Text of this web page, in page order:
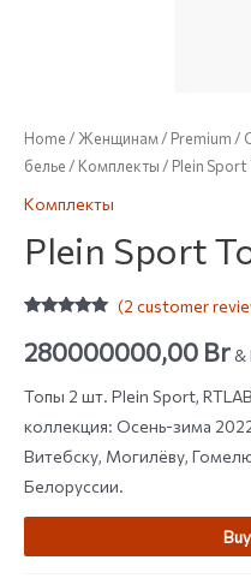
Home/Женщинам/ Premium/
белье/ Комплекты/ Plein
Комплекты
Plein Sport
out of 5
based on
ratings
(2 customer
280000000,00 Br&
Топы 2 шт. Plein Sport,
коллекция: Осень-зима
Витебску, Могилёву,
Белоруссии.